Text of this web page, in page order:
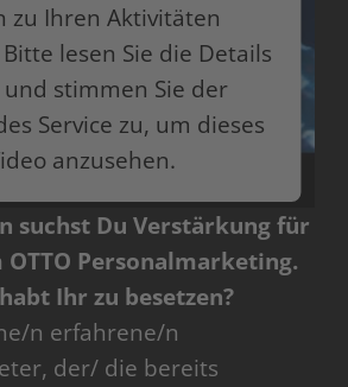
zu Ihren Aktivitäten
lesen Sie die Details
stimmen Sie der
Service zu, um dieses
anzusehen.
Informationen
Akzeptieren
Consent Management
Platform
suchst Du Verstärkung für
OTTO Personalmarketing.
Ihr zu besetzen?
n erfahrene/n
der/ die bereits